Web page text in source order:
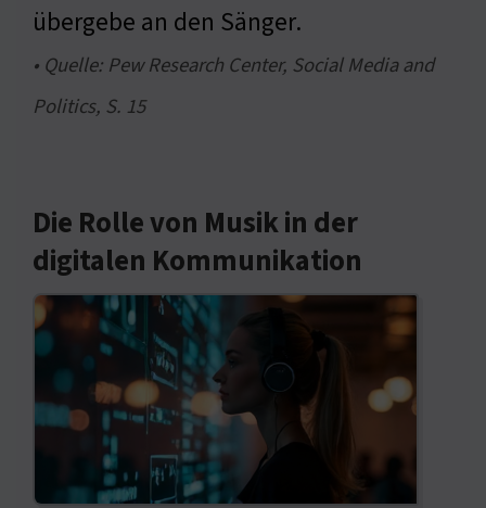
übergebe an den Sänger.
• Quelle: Pew Research Center, Social Media and
Politics, S. 15
Die Rolle von Musik in der
digitalen Kommunikation